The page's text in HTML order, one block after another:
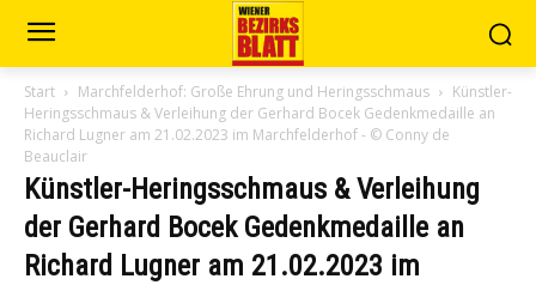
Start Marchfelderhof: Große Ehrung und Heringsschmaus
Künstler-
Heringsschmaus & Verleihung der Gerhard Bocek Gedenkmedaille an
Richard Lugner am 21.02.2023 im Marchfelderhof - © Conny de
Beauclair
Künstler-Heringsschmaus & Verleihung
der Gerhard Bocek Gedenkmedaille an
Richard Lugner am 21.02.2023 im